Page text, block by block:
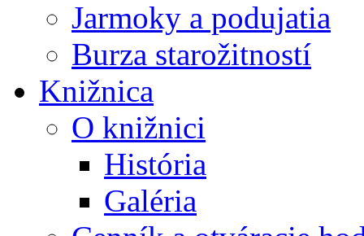
Jarmoky a podujatia
Burza starožitností
Knižnica
O knižnici
História
Galéria